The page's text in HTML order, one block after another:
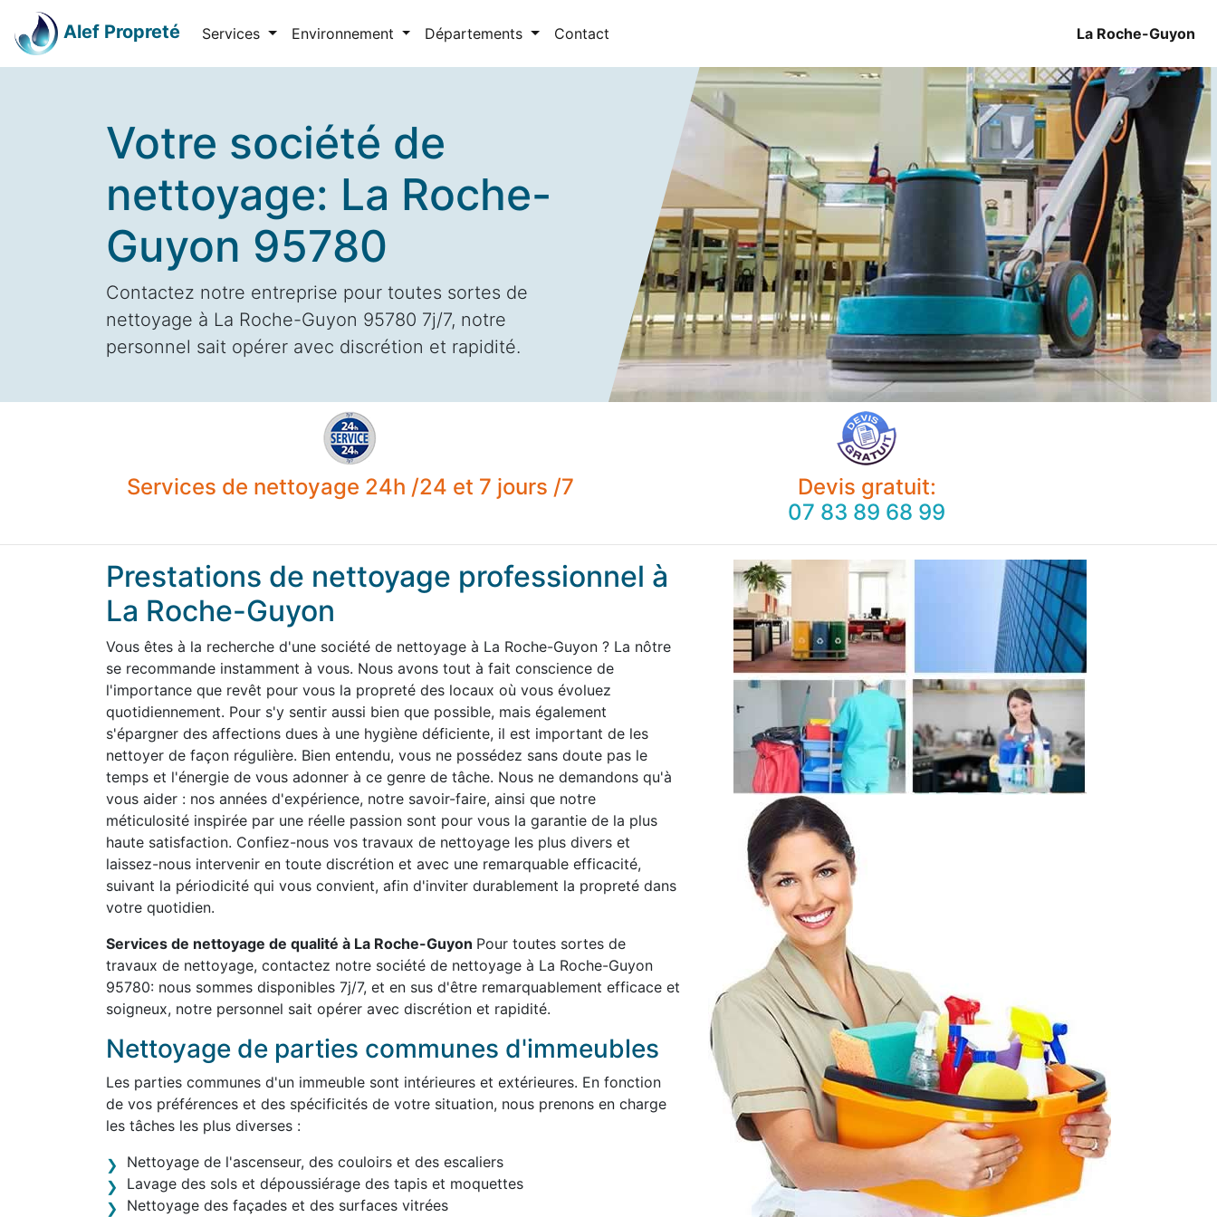
Alef Propreté Services Environnement Départements Contact La Roche-Guyon
Votre société de
nettoyage: La Roche-
Guyon 95780
Contactez notre entreprise pour toutes sortes de
nettoyage à La Roche-Guyon 95780 7j/7, notre
personnel sait opérer avec discrétion et rapidité.
Services de nettoyage 24h /24 et 7 jours /7
Devis gratuit:
07 83 89 68 99
Prestations de nettoyage professionnel à
La Roche-Guyon
Vous êtes à la recherche d'une société de nettoyage à La Roche-Guyon ? La nôtre
se recommande instamment à vous. Nous avons tout à fait conscience de
l'importance que revêt pour vous la propreté des locaux où vous évoluez
quotidiennement. Pour s'y sentir aussi bien que possible, mais également
s'épargner des affections dues à une hygiène déficiente, il est important de les
nettoyer de façon régulière. Bien entendu, vous ne possédez sans doute pas le
temps et l'énergie de vous adonner à ce genre de tâche. Nous ne demandons qu'à
vous aider : nos années d'expérience, notre savoir-faire, ainsi que notre
méticulosité inspirée par une réelle passion sont pour vous la garantie de la plus
haute satisfaction. Confiez-nous vos travaux de nettoyage les plus divers et
laissez-nous intervenir en toute discrétion et avec une remarquable efficacité,
suivant la périodicité qui vous convient, afin d'inviter durablement la propreté dans
votre quotidien.
Services de nettoyage de qualité à La Roche-Guyon Pour toutes sortes de
travaux de nettoyage, contactez notre société de nettoyage à La Roche-Guyon
95780: nous sommes disponibles 7j/7, et en sus d'être remarquablement efficace et
soigneux, notre personnel sait opérer avec discrétion et rapidité.
Nettoyage de parties communes d'immeubles
Les parties communes d'un immeuble sont intérieures et extérieures. En fonction
de vos préférences et des spécificités de votre situation, nous prenons en charge
les tâches les plus diverses :
Nettoyage de l'ascenseur, des couloirs et des escaliers
Lavage des sols et dépoussiérage des tapis et moquettes
Nettoyage des façades et des surfaces vitrées